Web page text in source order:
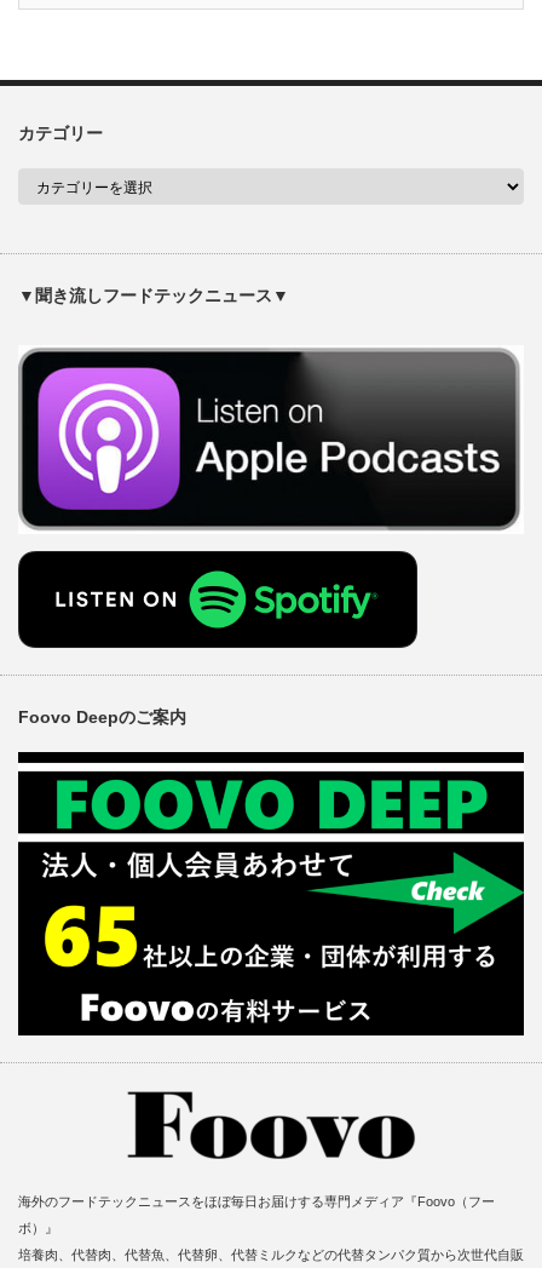
カテゴリー
▼聞き流しフードテックニュース▼
Foovo Deepのご案内
海外のフードテックニュースをほぼ毎日お届けする専門メディア『Foovo（フー
ボ）』
培養肉、代替肉、代替魚、代替卵、代替ミルクなどの代替タンパク質から次世代自販